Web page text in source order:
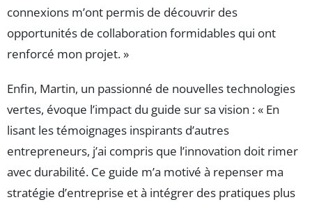
connexions m’ont permis de découvrir des
opportunités de collaboration formidables qui ont
renforcé mon projet. »
Enfin, Martin, un passionné de nouvelles technologies
vertes, évoque l’impact du guide sur sa vision : « En
lisant les témoignages inspirants d’autres
entrepreneurs, j’ai compris que l’innovation doit rimer
avec durabilité. Ce guide m’a motivé à repenser ma
stratégie d’entreprise et à intégrer des pratiques plus